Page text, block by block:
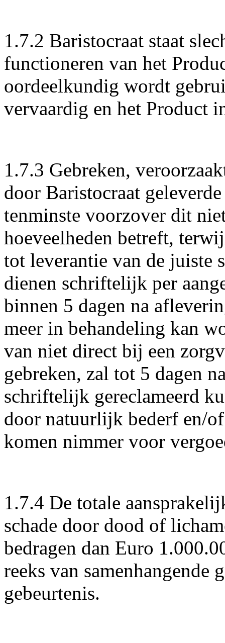
1.7.2 Baristocraat staat
functioneren van het
oordeelkundig wordt
vervaardig en het Product
1.7.3 Gebreken,
door Baristocraat
tenminste voorzover dit
hoeveelheden betreft,
tot leverantie van de juiste
dienen schriftelijk per
binnen 5 dagen na
meer in behandeling kan
van niet direct bij een
gebreken, zal tot 5 dagen
schriftelijk gereclameerd
door natuurlijk bederf en/
komen nimmer voor
1.7.4 De totale
schade door dood of
bedragen dan Euro
reeks van samenhangende
gebeurtenis.